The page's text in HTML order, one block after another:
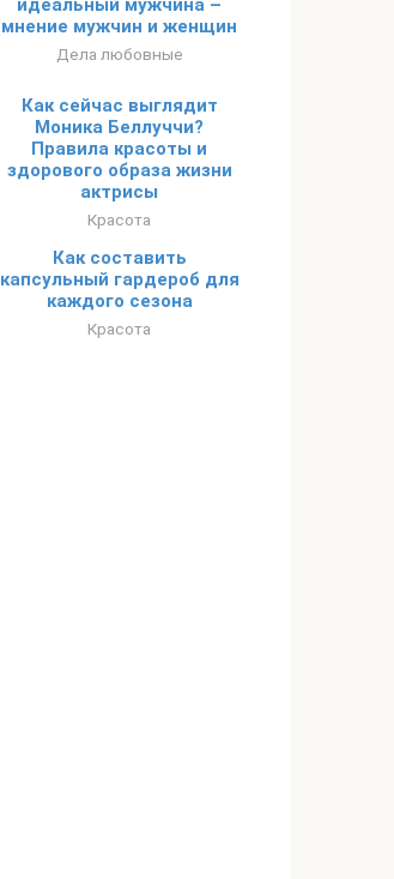
идеальный мужчина –
мнение мужчин и женщин
Дела любовные
Как сейчас выглядит
Моника Беллуччи?
Правила красоты и
здорового образа жизни
актрисы
Красота
Как составить
капсульный гардероб для
каждого сезона
Красота